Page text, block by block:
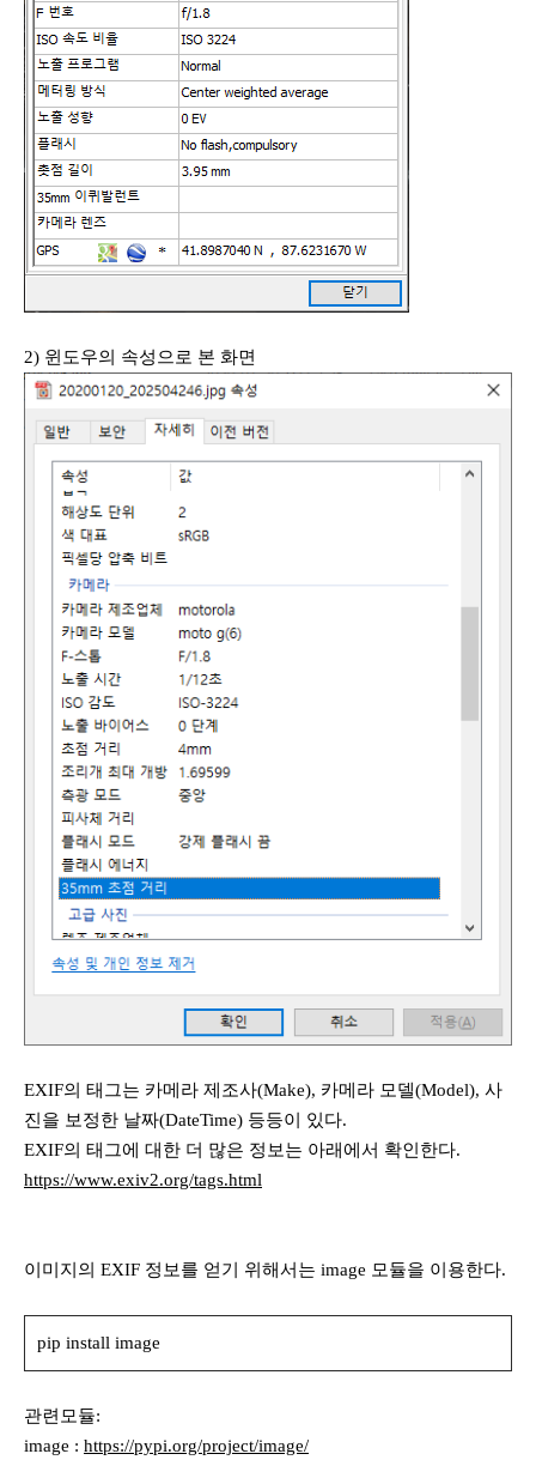
2) 윈도우의 속성으로 본 화면
EXIF의 태그는 카메라 제조사(Make), 카메라 모델(Model), 사
진을 보정한 날짜(DateTime) 등등이 있다.
EXIF의 태그에 대한 더 많은 정보는 아래에서 확인한다.
https://www.exiv2.org/tags.html
이미지의 EXIF 정보를 얻기 위해서는 image 모듈을 이용한다.
pip install image
관련모듈:
image : https://pypi.org/project/image/